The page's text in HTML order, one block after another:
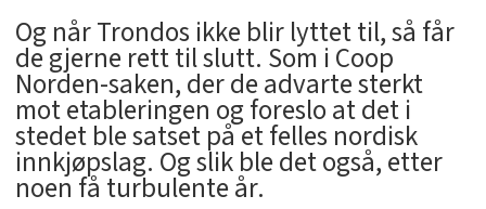
Og når Trondos ikke blir lyttet til, så får
de gjerne rett til slutt. Som i Coop
Norden-saken, der de advarte sterkt
mot etableringen og foreslo at det i
stedet ble satset på et felles nordisk
innkjøpslag. Og slik ble det også, etter
noen få turbulente år.